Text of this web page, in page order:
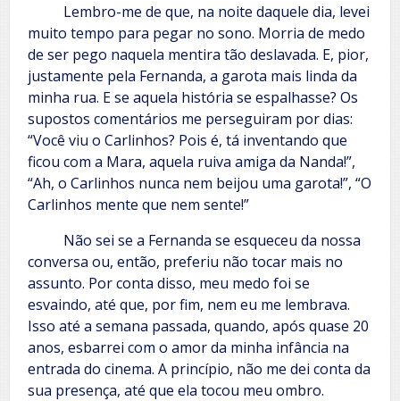
Lembro-me de que, na noite daquele dia, levei
muito tempo para pegar no sono. Morria de medo
de ser pego naquela mentira tão deslavada. E, pior,
justamente pela Fernanda, a garota mais linda da
minha rua. E se aquela história se espalhasse? Os
supostos comentários me perseguiram por dias:
“Você viu o Carlinhos? Pois é, tá inventando que
ficou com a Mara, aquela ruiva amiga da Nanda!”,
“Ah, o Carlinhos nunca nem beijou uma garota!”, “O
Carlinhos mente que nem sente!”
Não sei se a Fernanda se esqueceu da nossa
conversa ou, então, preferiu não tocar mais no
assunto. Por conta disso, meu medo foi se
esvaindo, até que, por fim, nem eu me lembrava.
Isso até a semana passada, quando, após quase 20
anos, esbarrei com o amor da minha infância na
entrada do cinema. A princípio, não me dei conta da
sua presença, até que ela tocou meu ombro.